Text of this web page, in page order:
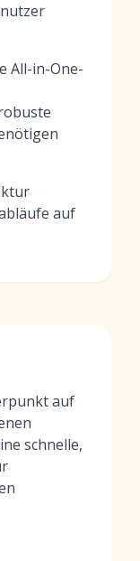
All-in-One-
auf
auf
schnelle,